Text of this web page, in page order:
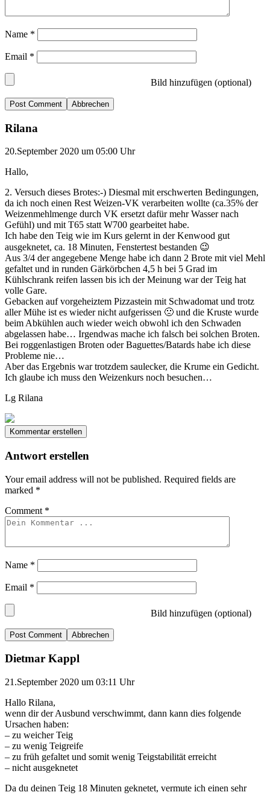
Name *
Email *
Bild hinzufügen (optional)
Abbrechen
Rilana
20.September 2020 um 05:00 Uhr
Hallo,
2. Versuch dieses Brotes:-) Diesmal mit erschwerten Bedingungen,
da ich noch einen Rest Weizen-VK verarbeiten wollte (ca.35% der
Weizenmehlmenge durch VK ersetzt dafür mehr Wasser nach
Gefühl) und mit T65 statt W700 gearbeitet habe.
Ich habe den Teig wie im Kurs gelernt in der Kenwood gut
ausgeknetet, ca. 18 Minuten, Fenstertest bestanden 😉
Aus 3/4 der angegebene Menge habe ich dann 2 Brote mit viel Mehl
gefaltet und in runden Gärkörbchen 4,5 h bei 5 Grad im
Kühlschrank reifen lassen bis ich der Meinung war der Teig hat
volle Gare.
Gebacken auf vorgeheiztem Pizzastein mit Schwadomat und trotz
aller Mühe ist es wieder nicht aufgerissen 🙁 und die Kruste wurde
beim Abkühlen auch wieder weich obwohl ich den Schwaden
abgelassen habe… Irgendwas mache ich falsch bei solchen Broten.
Bei roggenlastigen Broten oder Baguettes/Batards habe ich diese
Probleme nie…
Aber das Ergebnis war trotzdem saulecker, die Krume ein Gedicht.
Ich glaube ich muss den Weizenkurs noch besuchen…
Lg Rilana
Kommentar erstellen
Antwort erstellen
Your email address will not be published. Required fields are
marked *
Comment *
Name *
Email *
Bild hinzufügen (optional)
Abbrechen
Dietmar Kappl
21.September 2020 um 03:11 Uhr
Hallo Rilana,
wenn dir der Ausbund verschwimmt, dann kann dies folgende
Ursachen haben:
– zu weicher Teig
– zu wenig Teigreife
– zu früh gefaltet und somit wenig Teigstabilität erreicht
– nicht ausgeknetet
Da du deinen Teig 18 Minuten geknetet, vermute ich einen sehr